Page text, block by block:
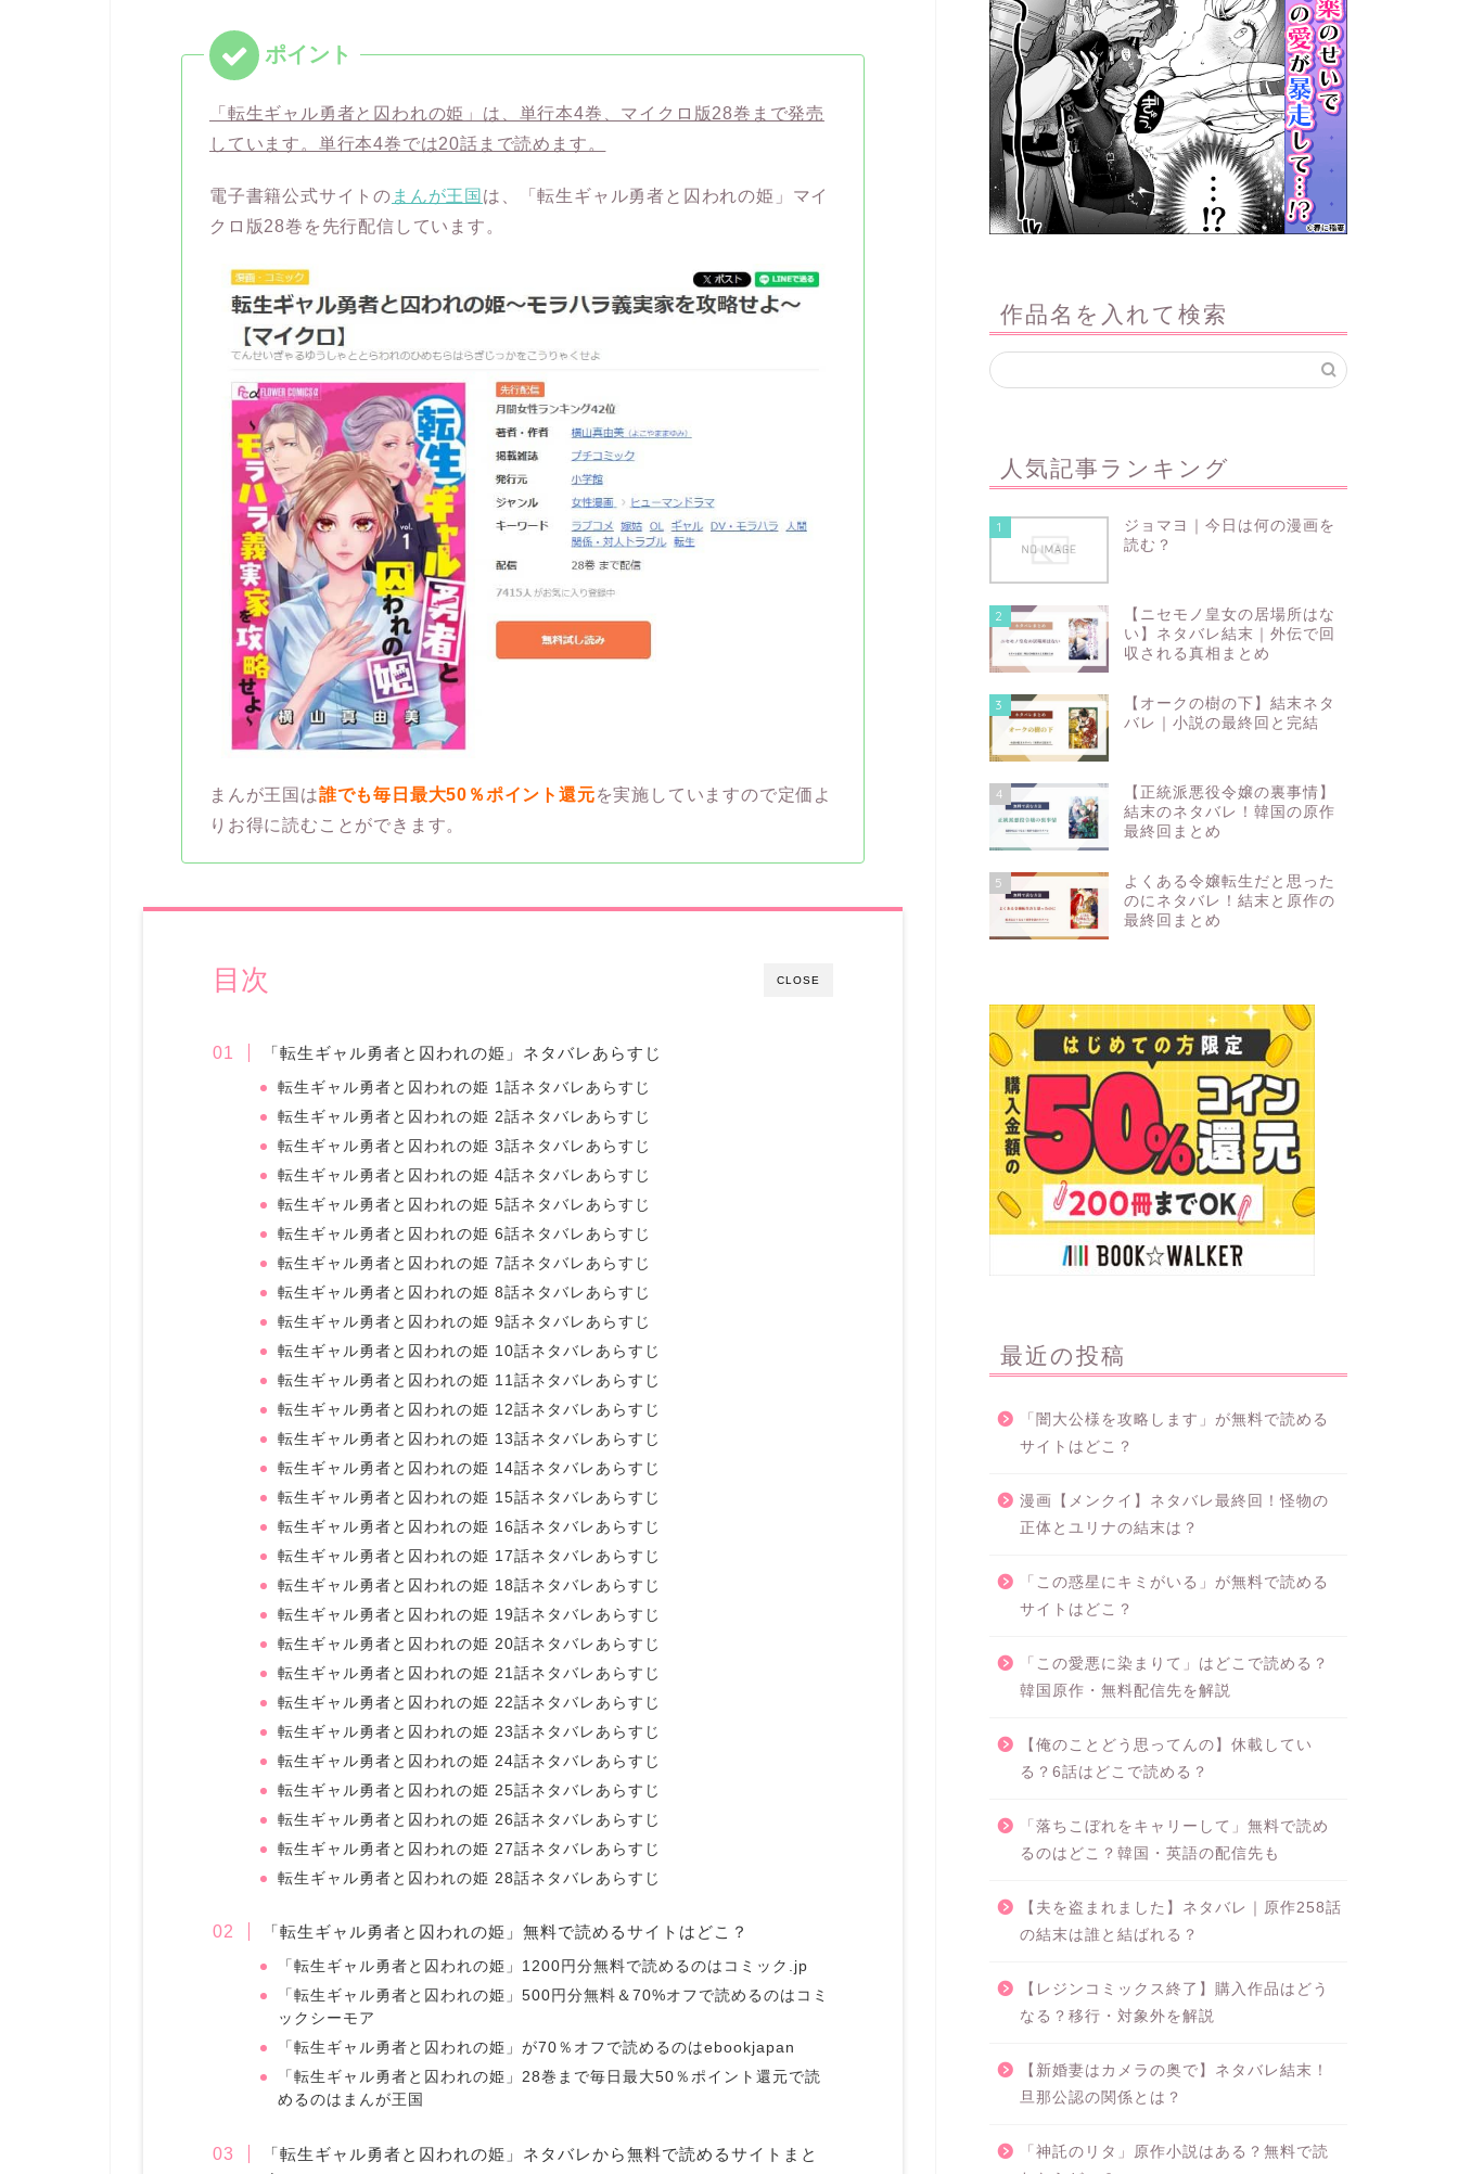
「転生ギャル勇者と囚われの姫」は、単行本4巻、マイクロ版28巻まで発売
しています。単行本4巻では20話まで読めます。
電子書籍公式サイトの まんが王国 は、「転生ギャル勇者と囚われの姫」マイ
クロ版28巻を先行配信しています。
まんが王国は誰でも毎日最大50％ポイント還元を実施していますので定価よ
りお得に読むことができます。
CLOSE
目次
「転生ギャル勇者と囚われの姫」ネタバレあらすじ
転生ギャル勇者と囚われの姫 1話ネタバレあらすじ
転生ギャル勇者と囚われの姫 2話ネタバレあらすじ
転生ギャル勇者と囚われの姫 3話ネタバレあらすじ
転生ギャル勇者と囚われの姫 4話ネタバレあらすじ
転生ギャル勇者と囚われの姫 5話ネタバレあらすじ
転生ギャル勇者と囚われの姫 6話ネタバレあらすじ
転生ギャル勇者と囚われの姫 7話ネタバレあらすじ
転生ギャル勇者と囚われの姫 8話ネタバレあらすじ
転生ギャル勇者と囚われの姫 9話ネタバレあらすじ
転生ギャル勇者と囚われの姫 10話ネタバレあらすじ
転生ギャル勇者と囚われの姫 11話ネタバレあらすじ
転生ギャル勇者と囚われの姫 12話ネタバレあらすじ
転生ギャル勇者と囚われの姫 13話ネタバレあらすじ
転生ギャル勇者と囚われの姫 14話ネタバレあらすじ
転生ギャル勇者と囚われの姫 15話ネタバレあらすじ
転生ギャル勇者と囚われの姫 16話ネタバレあらすじ
転生ギャル勇者と囚われの姫 17話ネタバレあらすじ
転生ギャル勇者と囚われの姫 18話ネタバレあらすじ
転生ギャル勇者と囚われの姫 19話ネタバレあらすじ
転生ギャル勇者と囚われの姫 20話ネタバレあらすじ
転生ギャル勇者と囚われの姫 21話ネタバレあらすじ
転生ギャル勇者と囚われの姫 22話ネタバレあらすじ
転生ギャル勇者と囚われの姫 23話ネタバレあらすじ
転生ギャル勇者と囚われの姫 24話ネタバレあらすじ
転生ギャル勇者と囚われの姫 25話ネタバレあらすじ
転生ギャル勇者と囚われの姫 26話ネタバレあらすじ
転生ギャル勇者と囚われの姫 27話ネタバレあらすじ
転生ギャル勇者と囚われの姫 28話ネタバレあらすじ
「転生ギャル勇者と囚われの姫」無料で読めるサイトはどこ？
「転生ギャル勇者と囚われの姫」1200円分無料で読めるのはコミック.jp
「転生ギャル勇者と囚われの姫」500円分無料＆70%オフで読めるのはコミ
ックシーモア
「転生ギャル勇者と囚われの姫」が70％オフで読めるのはebookjapan
「転生ギャル勇者と囚われの姫」28巻まで毎日最大50％ポイント還元で読
めるのはまんが王国
「転生ギャル勇者と囚われの姫」ネタバレから無料で読めるサイトまと
作品名を入れて検索
人気記事ランキング
1
ジョマヨ｜今日は何の漫画を
読む？
2
【ニセモノ皇女の居場所はな
い】ネタバレ結末｜外伝で回
収される真相まとめ
3
【オークの樹の下】結末ネタ
バレ｜小説の最終回と完結
4
【正統派悪役令嬢の裏事情】
結末のネタバレ！韓国の原作
最終回まとめ
5
よくある令嬢転生だと思った
のにネタバレ！結末と原作の
最終回まとめ
最近の投稿
「闇大公様を攻略します」が無料で読める
サイトはどこ？
漫画【メンクイ】ネタバレ最終回！怪物の
正体とユリナの結末は？
「この惑星にキミがいる」が無料で読める
サイトはどこ？
「この愛悪に染まりて」はどこで読める？
韓国原作・無料配信先を解説
【俺のことどう思ってんの】休載してい
る？6話はどこで読める？
「落ちこぼれをキャリーして」無料で読め
るのはどこ？韓国・英語の配信先も
【夫を盗まれました】ネタバレ｜原作258話
の結末は誰と結ばれる？
【レジンコミックス終了】購入作品はどう
なる？移行・対象外を解説
【新婚妻はカメラの奥で】ネタバレ結末！
旦那公認の関係とは？
「神託のリタ」原作小説はある？無料で読